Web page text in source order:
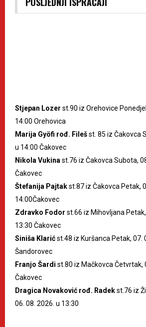
Stjepan Lozer st.90 iz Orehovice
14:00 Orehovica
Marija Gyöfi rođ. Filešst. 85 iz Čakovca
u 14:00 Čakovec
Nikola Vukina st.76 iz Čakovca Subota,
Čakovec
Štefanija Pajtakst.87 iz Čakovca Petak,
14:00Čakovec
Zdravko Fodor st.66 iz Mihovljana
13:30 Čakovec
Siniša Klarićst.48 iz Kuršanca Petak, 07.
Šandorovec
Franjo Šardi st.80 iz Mačkovca Četvrtak,
Čakovec
Dragica Novaković rođ. Radekst.76 iz
06. 08. 2026. u 13:30